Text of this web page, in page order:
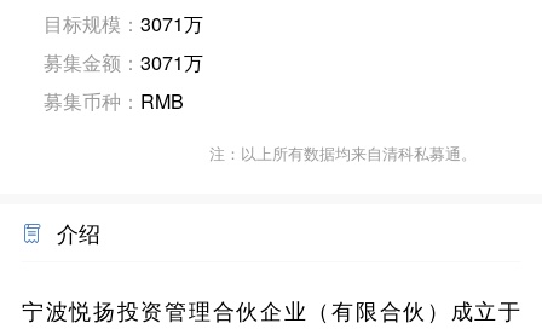
目标规模： 3071万
募集金额： 3071万
募集币种： RMB
注：以上所有数据均来自清科私募通。
介绍
宁波悦扬投资管理合伙企业（有限合伙）成立于